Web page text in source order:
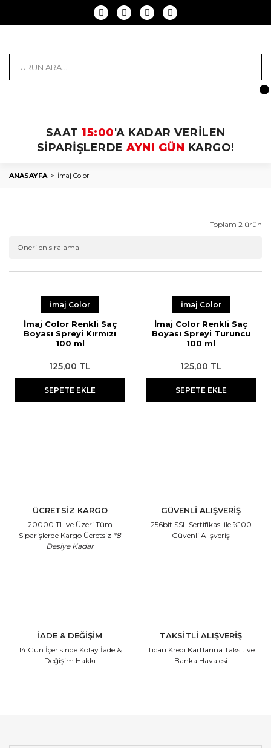
SAAT 15:00'A KADAR VERİLEN
SİPARİŞLERDE AYNI GÜN KARGO!
ANASAYFA İmaj Color
Toplam 2 ürün
İmaj Color
İmaj Color Renkli Saç
Boyası Spreyi Kırmızı
100 ml
125,00 TL
SEPETE EKLE
İmaj Color
İmaj Color Renkli Saç
Boyası Spreyi Turuncu
100 ml
125,00 TL
SEPETE EKLE
ÜCRETSİZ KARGO
20000 TL ve Üzeri Tüm
Siparişlerde Kargo Ücretsiz *8
Desiye Kadar
GÜVENLİ ALIŞVERİŞ
256bit SSL Sertifikası ile %100
Güvenli Alışveriş
İADE & DEĞİŞİM
14 Gün İçerisinde Kolay İade &
Değişim Hakkı
TAKSİTLİ ALIŞVERİŞ
Ticari Kredi Kartlarına Taksit ve
Banka Havalesi